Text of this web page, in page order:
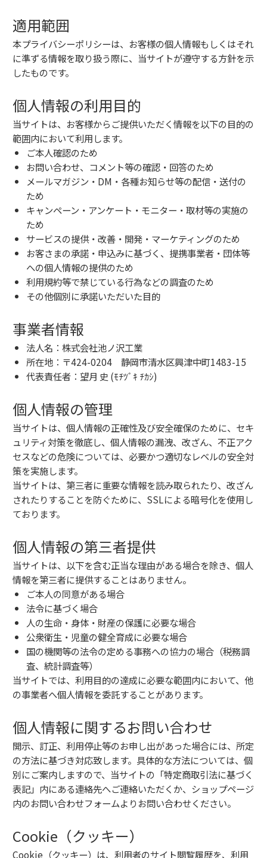
適用範囲
本プライバシーポリシーは、お客様の個人情報もしくはそれ
に準ずる情報を取り扱う際に、当サイトが遵守する方針を示
したものです。
個人情報の利用目的
当サイトは、お客様からご提供いただく情報を以下の目的の
範囲内において利用します。
ご本人確認のため
お問い合わせ、コメント等の確認・回答のため
メールマガジン・DM・各種お知らせ等の配信・送付の
ため
キャンペーン・アンケート・モニター・取材等の実施の
ため
サービスの提供・改善・開発・マーケティングのため
お客さまの承諾・申込みに基づく、提携事業者・団体等
への個人情報の提供のため
利用規約等で禁じている行為などの調査のため
その他個別に承諾いただいた目的
事業者情報
法人名：株式会社池ノ沢工業
所在地：〒424-0204 静岡市清水区興津中町1483-15
代表責任者：望月 史 (ﾓﾁﾂﾞｷ ﾁｶｼ)
個人情報の管理
当サイトは、個人情報の正確性及び安全確保のために、セキ
ュリティ対策を徹底し、個人情報の漏洩、改ざん、不正アク
セスなどの危険については、必要かつ適切なレベルの安全対
策を実施します。
当サイトは、第三者に重要な情報を読み取られたり、改ざん
されたりすることを防ぐために、SSLによる暗号化を使用し
ております。
個人情報の第三者提供
当サイトは、以下を含む正当な理由がある場合を除き、個人
情報を第三者に提供することはありません。
ご本人の同意がある場合
法令に基づく場合
人の生命・身体・財産の保護に必要な場合
公衆衛生・児童の健全育成に必要な場合
国の機関等の法令の定める事務への協力の場合（税務調
査、統計調査等）
当サイトでは、利用目的の達成に必要な範囲内において、他
の事業者へ個人情報を委託することがあります。
個人情報に関するお問い合わせ
開示、訂正、利用停止等のお申し出があった場合には、所定
の方法に基づき対応致します。具体的な方法については、個
別にご案内しますので、当サイトの「特定商取引法に基づく
表記」内にある連絡先へご連絡いただくか、ショップページ
内のお問い合わせフォームよりお問い合わせください。
Cookie（クッキー）
Cookie（クッキー）は、利用者のサイト閲覧履歴を、利用